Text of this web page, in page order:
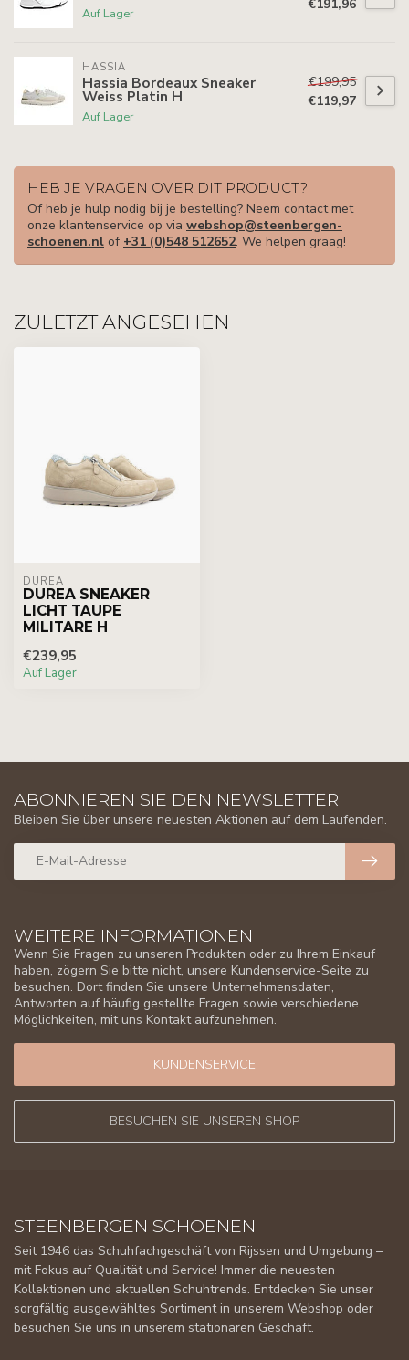
Auf Lager
€191,96
HASSIA
Hassia Bordeaux Sneaker
Weiss Platin H
Auf Lager
€199,95
€119,97
HEB JE VRAGEN OVER DIT PRODUCT?
Of heb je hulp nodig bij je bestelling? Neem contact met
onze klantenservice op via webshop@steenbergen-
schoenen.nl of +31 (0)548 512652. We helpen graag!
ZULETZT ANGESEHEN
DUREA
DUREA SNEAKER
LICHT TAUPE
MILITARE H
€239,95
Auf Lager
WEITERE INFORMATIONEN
Wenn Sie Fragen zu unseren Produkten oder zu Ihrem Einkauf
haben, zögern Sie bitte nicht, unsere Kundenservice-Seite zu
besuchen. Dort finden Sie unsere Unternehmensdaten,
Antworten auf häufig gestellte Fragen sowie verschiedene
Möglichkeiten, mit uns Kontakt aufzunehmen.
KUNDENSERVICE
BESUCHEN SIE UNSEREN SHOP
ABONNIEREN SIE DEN NEWSLETTER
Bleiben Sie über unsere neuesten Aktionen auf dem Laufenden.
STEENBERGEN SCHOENEN
Seit 1946 das Schuhfachgeschäft von Rijssen und Umgebung –
mit Fokus auf Qualität und Service! Immer die neuesten
Kollektionen und aktuellen Schuhtrends. Entdecken Sie unser
sorgfältig ausgewähltes Sortiment in unserem Webshop oder
besuchen Sie uns in unserem stationären Geschäft.